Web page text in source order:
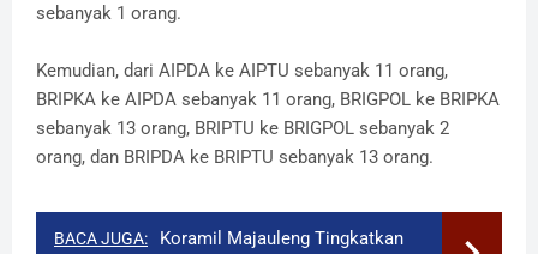
sebanyak 1 orang.
Kemudian, dari AIPDA ke AIPTU sebanyak 11 orang,
BRIPKA ke AIPDA sebanyak 11 orang, BRIGPOL ke BRIPKA
sebanyak 13 orang, BRIPTU ke BRIGPOL sebanyak 2
orang, dan BRIPDA ke BRIPTU sebanyak 13 orang.
BACA JUGA:
Koramil Majauleng Tingkatkan